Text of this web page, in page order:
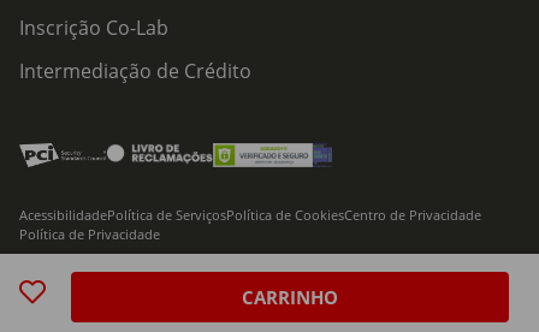
CARRINHO
Inscrição Co-Lab
Intermediação de Crédito
© 2026 Modelo Continente Hipermercados, S.A. Todos os direitos reservados
AcessibilidadePolítica de ServiçosPolítica de CookiesCentro de Privacidade
Política de Privacidade